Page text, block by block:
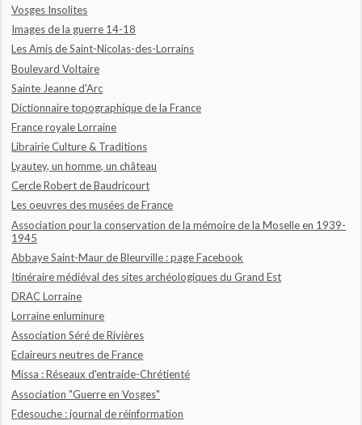
Vosges Insolites
Images de la guerre 14-18
Les Amis de Saint-Nicolas-des-Lorrains
Boulevard Voltaire
Sainte Jeanne d'Arc
Dictionnaire topographique de la France
France royale Lorraine
Librairie Culture & Traditions
Lyautey, un homme, un château
Cercle Robert de Baudricourt
Les oeuvres des musées de France
Association pour la conservation de la mémoire de la Moselle en 1939-
1945
Abbaye Saint-Maur de Bleurville : page Facebook
Itinéraire médiéval des sites archéologiques du Grand Est
DRAC Lorraine
Lorraine enluminure
Association Séré de Rivières
Eclaireurs neutres de France
Missa : Réseaux d'entraide-Chrétienté
Association "Guerre en Vosges"
Fdesouche : journal de réinformation